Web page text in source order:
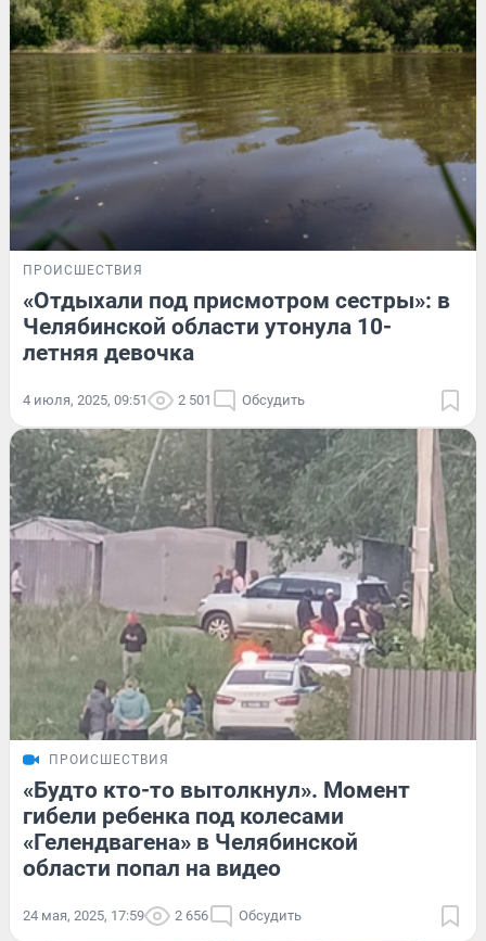
ПРОИСШЕСТВИЯ
«Отдыхали под присмотром сестры»: в
Челябинской области утонула 10-
летняя девочка
4 июля, 2025, 09:51 2 501 Обсудить
ПРОИСШЕСТВИЯ
«Будто кто-то вытолкнул». Момент
гибели ребенка под колесами
«Гелендвагена» в Челябинской
области попал на видео
24 мая, 2025, 17:59 2 656 Обсудить